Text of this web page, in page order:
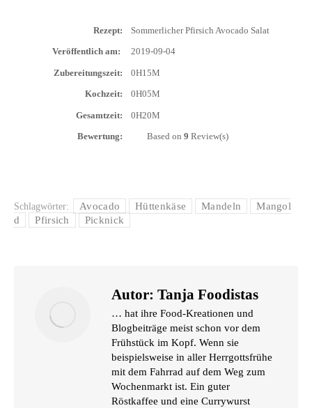
Rezept: Som­mer­li­cher Pfir­sich Avo­ca­do Salat
Ver­öf­fent­lich am: 2019-09-04
Zube­rei­tungs­zeit: 0H15M
Koch­zeit: 0H05M
Gesamt­zeit: 0H20M
Bewer­tung: Based on9 Review(s)
Schlagwörter: Avocado Hüttenkäse Mandeln
Mangol
d
Pfirsich Picknick
Autor: Tanja Foodistas
… hat ihre Food-Kreationen und
Blogbeiträge meist schon vor dem
Frühstück im Kopf. Wenn sie
beispielsweise in aller Herrgottsfrühe
mit dem Fahrrad auf dem Weg zum
Wochenmarkt ist. Ein guter
Röstkaffee und eine Currywurst